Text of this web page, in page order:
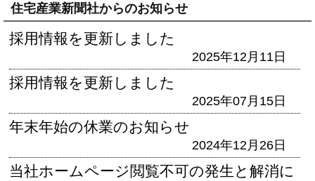
住宅産業新聞社からのお知らせ
採用情報を更新しました
2025年12月11日
採用情報を更新しました
2025年07月15日
年末年始の休業のお知らせ
2024年12月26日
当社ホームページ閲覧不可の発生と解消に